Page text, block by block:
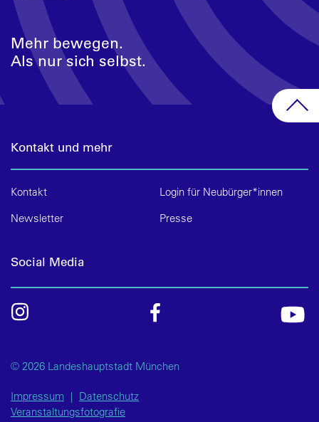
Mehr bewegen.
Als nur sich selbst.
Kontakt und mehr
Kontakt
Login für Neubürger*innen
Newsletter
Presse
Social Media
© 2026 Landeshauptstadt München
Impressum | Datenschutz
Veranstaltungsfotografie